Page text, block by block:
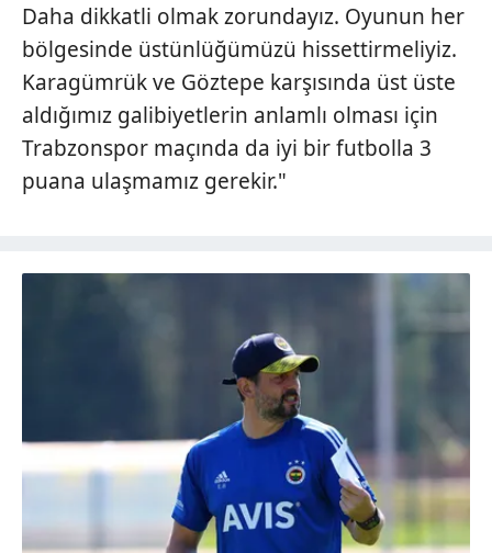
Daha dikkatli olmak zorundayız. Oyunun her
bölgesinde üstünlüğümüzü hissettirmeliyiz.
Karagümrük ve Göztepe karşısında üst üste
aldığımız galibiyetlerin anlamlı olması için
Trabzonspor maçında da iyi bir futbolla 3
puana ulaşmamız gerekir."